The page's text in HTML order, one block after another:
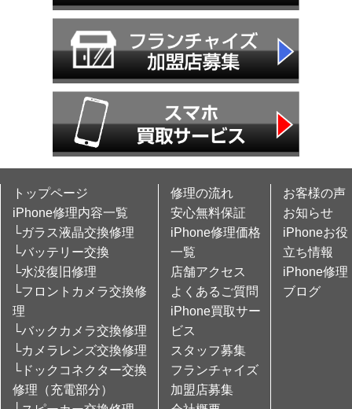
トップページ
iPhone修理内容一覧
└ガラス液晶交換修理
└バッテリー交換
└水没復旧修理
└フロントカメラ交換修
理
└バックカメラ交換修理
└カメラレンズ交換修理
└ドックコネクター交換
修理（充電部分）
修理の流れ
安心無料保証
iPhone修理価格
一覧
店舗アクセス
よくあるご質問
iPhone買取サー
ビス
スタッフ募集
フランチャイズ
加盟店募集
お客様の声
お知らせ
iPhoneお役
立ち情報
iPhone修理
ブログ